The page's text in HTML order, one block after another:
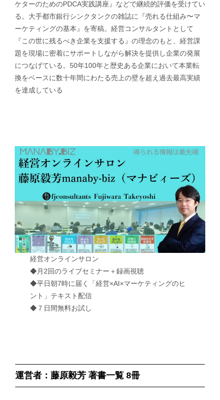
ケターのためのPDCA実践講座』などで継続的評価を受けてい
る。大手都市銀行シンクタンクの雑誌に『売れる仕組み〜マ
ーケティングの基本』を寄稿。経営コンサルタントとして
『この世に残るべき企業を支援する』の理念のもと、経営課
題を現場に密着にサポートしながら解決を提供し企業の発展
につなげている。50年100年と歴史ある企業において本業転
換をベースに数十年間にわたる売上の壁を超え過去最高実績
を達成している
経営オンラインサロン
◆月2回のライブセミナー＋録画視聴
◆平日朝7時に届く「経営×AI×マーケティングのヒ
ント」テキスト配信
◆７日間無料お試し
運営者：藤原毅芳 著書一覧 8冊